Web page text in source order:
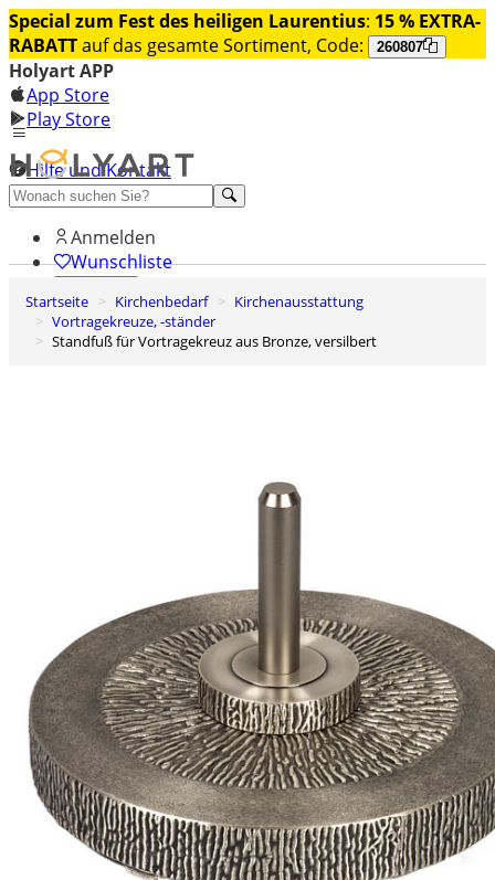
Special zum Fest des heiligen Laurentius: 15 % EXTRA-
RABATTauf das gesamte Sortiment, Code: 260807
Holyart APP
App Store
Play Store
Hilfe und Kontakt
Entdecken Sie Premium
Anmelden
Wunschliste
0
Warenkorb
Startseite Kirchenbedarf
Kirchenausstattung
Vortragekreuze, -ständer
Standfuß für Vortragekreuz aus Bronze, versilbert